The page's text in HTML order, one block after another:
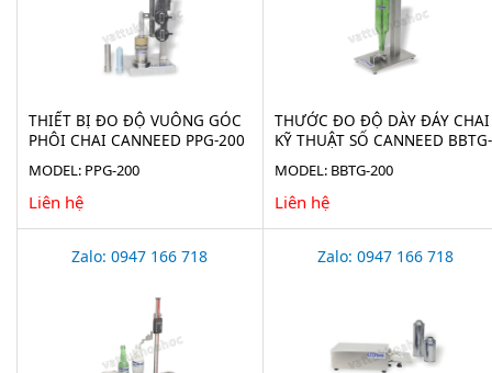
THIẾT BỊ ĐO ĐỘ VUÔNG GÓC
PHÔI CHAI CANNEED PPG-200
MODEL: PPG-200
Liên hệ
THƯỚC ĐO ĐỘ DÀY ĐÁY CHAI
KỸ THUẬT SỐ CANNEED BBTG-
MODEL: BBTG-200
Liên hệ
Zalo: 0947 166 718 Zalo: 0947 166 718